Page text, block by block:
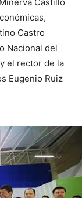
Castro
Nacional del
el rector de la
Eugenio Ruiz